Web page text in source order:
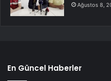
Ağustos 8,
En Güncel Haberler